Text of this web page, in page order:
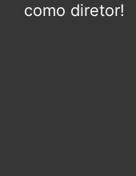
como diretor!